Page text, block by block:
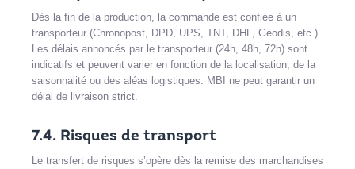
Dès la fin de la production, la commande est confiée à un
transporteur (Chronopost, DPD, UPS, TNT, DHL, Geodis, etc.).
Les délais annoncés par le transporteur (24h, 48h, 72h) sont
indicatifs et peuvent varier en fonction de la localisation, de la
saisonnalité ou des aléas logistiques. MBI ne peut garantir un
délai de livraison strict.
7.4. Risques de transport
Le transfert de risques s’opère dès la remise des marchandises